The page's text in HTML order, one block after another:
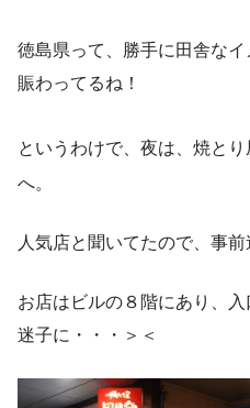
徳島県って、勝手に田舎な
賑わってるね！
というわけで、夜は、焼とり
へ。
人気店と聞いてたので、事
お店はビルの８階にあり、
迷子に・・・＞＜